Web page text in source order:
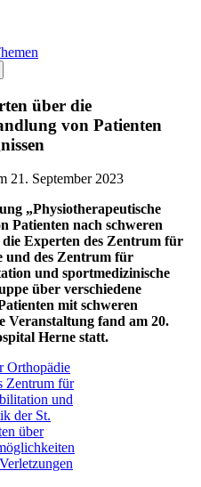
über die
von Patienten
21. September 2023
„Physiotherapeutische
Patienten nach schweren
Experten des Zentrum für
und des Zentrum für
und sportmedizinische
über verschiedene
mit schweren
Veranstaltung fand am 20.
Herne statt.